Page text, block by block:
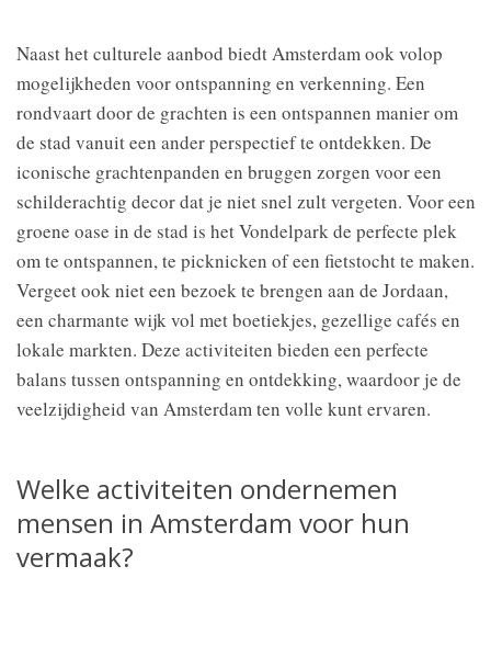
Naast het culturele aanbod biedt Amsterdam ook volop
mogelijkheden voor ontspanning en verkenning. Een
rondvaart door de grachten is een ontspannen manier om
de stad vanuit een ander perspectief te ontdekken. De
iconische grachtenpanden en bruggen zorgen voor een
schilderachtig decor dat je niet snel zult vergeten. Voor een
groene oase in de stad is het Vondelpark de perfecte plek
om te ontspannen, te picknicken of een fietstocht te maken.
Vergeet ook niet een bezoek te brengen aan de Jordaan,
een charmante wijk vol met boetiekjes, gezellige cafés en
lokale markten. Deze activiteiten bieden een perfecte
balans tussen ontspanning en ontdekking, waardoor je de
veelzijdigheid van Amsterdam ten volle kunt ervaren.
Welke activiteiten ondernemen
mensen in Amsterdam voor hun
vermaak?